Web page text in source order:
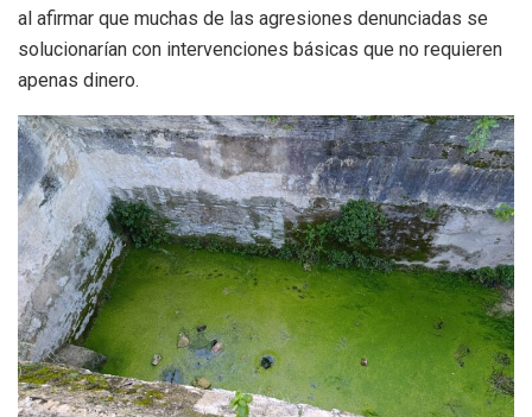
al afirmar que muchas de las agresiones denunciadas se
solucionarían con intervenciones básicas que no requieren
apenas dinero.